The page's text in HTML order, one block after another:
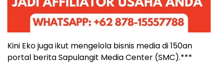
Kini Eko juga ikut mengelola bisnis media di 150an
portal berita Sapulangit Media Center (SMC).***